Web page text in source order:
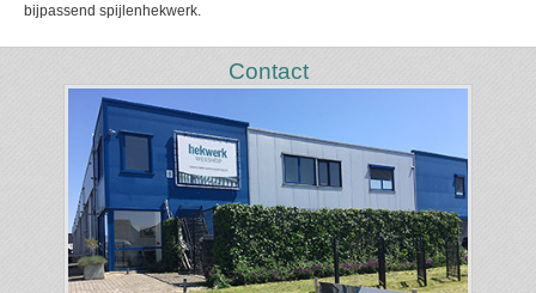
bijpassend spijlenhekwerk.
Contact